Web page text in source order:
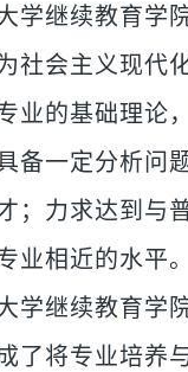
继续教育学院
社会主义现代
业的基础理论
备一定分析问
；力求达到与
业相近的水平。
继续教育学
了将专业培养